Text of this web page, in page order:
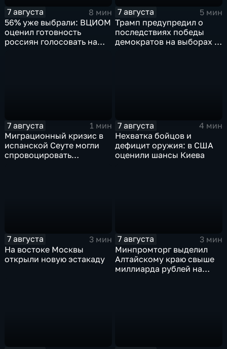
7 августа
8 мин
56% уже выбрали: ВЦИОМ
оценил готовность
россиян голосовать на
7 августа
5 мин
Трамп предупредил о
последствиях победы
демократов на выборах в
7 августа
1 мин
Миграционный кризис в
испанской Сеуте могли
спровоцировать
7 августа
4 мин
Нехватка бойцов и
дефицит оружия: в США
оценили шансы Киева
7 августа
3 мин
На востоке Москвы
открыли новую эстакаду
7 августа
3 мин
Минпромторг выделил
Алтайскому краю свыше
миллиарда рублей на